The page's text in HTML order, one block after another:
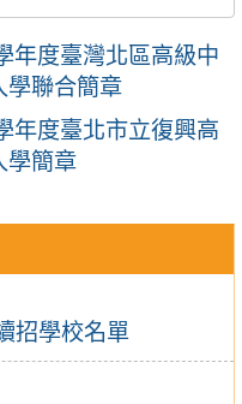
招學校名單
年度臺灣北區高級中
學聯合簡章
年度臺北市立復興高
學簡章